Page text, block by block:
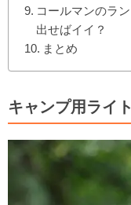
コールマンのラ
出せばイイ？
まとめ
キャンプ用ライ